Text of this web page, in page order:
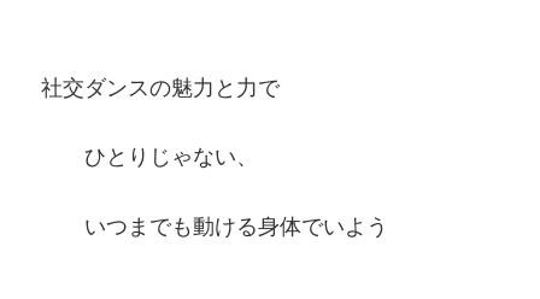
社交ダンスの魅力と力で
ひとりじゃない、
いつまでも動ける身体でいよう